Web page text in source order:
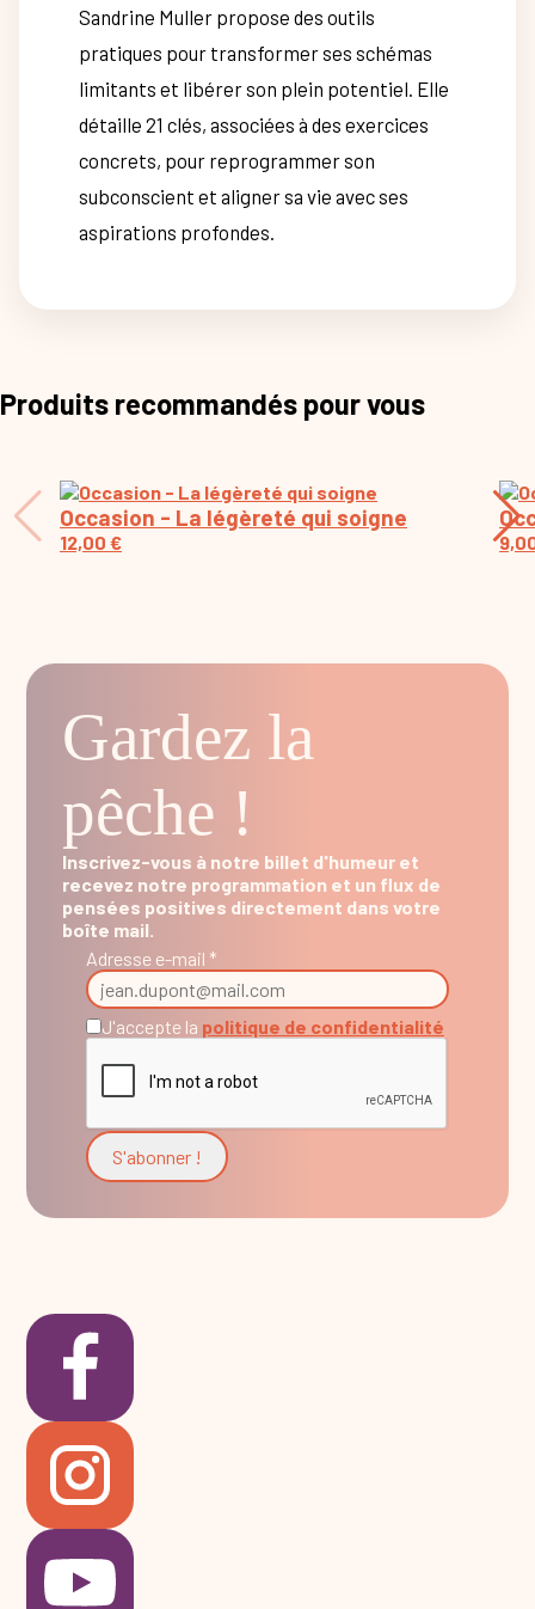
Sandrine Muller propose des outils
pratiques pour transformer ses schémas
limitants et libérer son plein potentiel. Elle
détaille 21 clés, associées à des exercices
concrets, pour reprogrammer son
subconscient et aligner sa vie avec ses
aspirations profondes.
Produits recommandés pour vous
Occasion - La légèreté qui soigne
12,00 €
Gardez la
pêche !
Inscrivez-vous à notre billet d'humeur et
recevez notre programmation et un flux de
pensées positives directement dans votre
boîte mail.
Adresse e-mail *
J'accepte la politique de confidentialité